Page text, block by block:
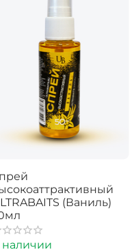
(Ваниль)
наличии